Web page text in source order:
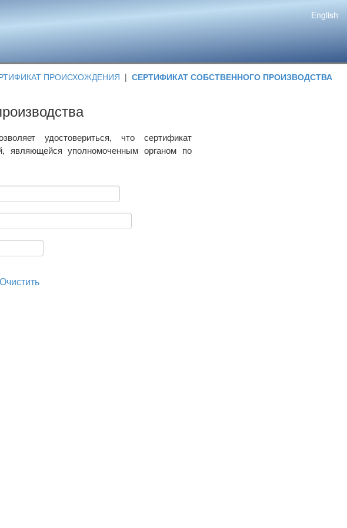
English
ПРОИСХОЖДЕНИЯ | СЕРТИФИКАТ СОБСТВЕННОГО ПРОИЗВОДСТВА
удостовериться, что сертификат
являющейся уполномоченным органом по
Очистить